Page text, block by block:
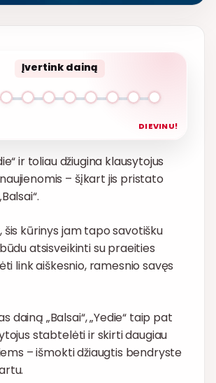
Įvertink dainą
DIEVINU!
ir toliau džiugina klausytojus
– šįkart jis pristato
šis kūrinys jam tapo savotišku
atsisveikinti su praeities
link aiškesnio, ramesnio savęs
dainą „Balsai“, „Yedie“ taip pat
stabtelėti ir skirti daugiau
– išmokti džiaugtis bendryste